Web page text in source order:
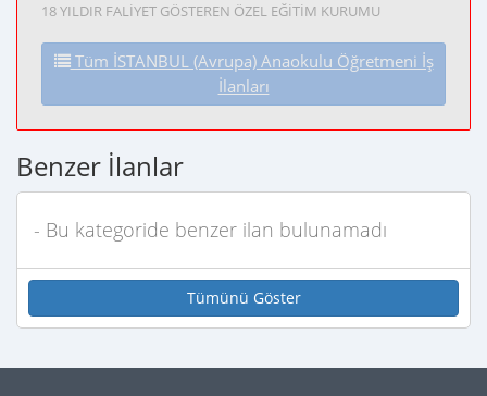
18 YILDIR FALİYET GÖSTEREN ÖZEL EĞİTİM KURUMU
Tüm İSTANBUL (Avrupa) Anaokulu Öğretmeni İş
İlanları
Benzer İlanlar
- Bu kategoride benzer ilan bulunamadı
Tümünü Göster